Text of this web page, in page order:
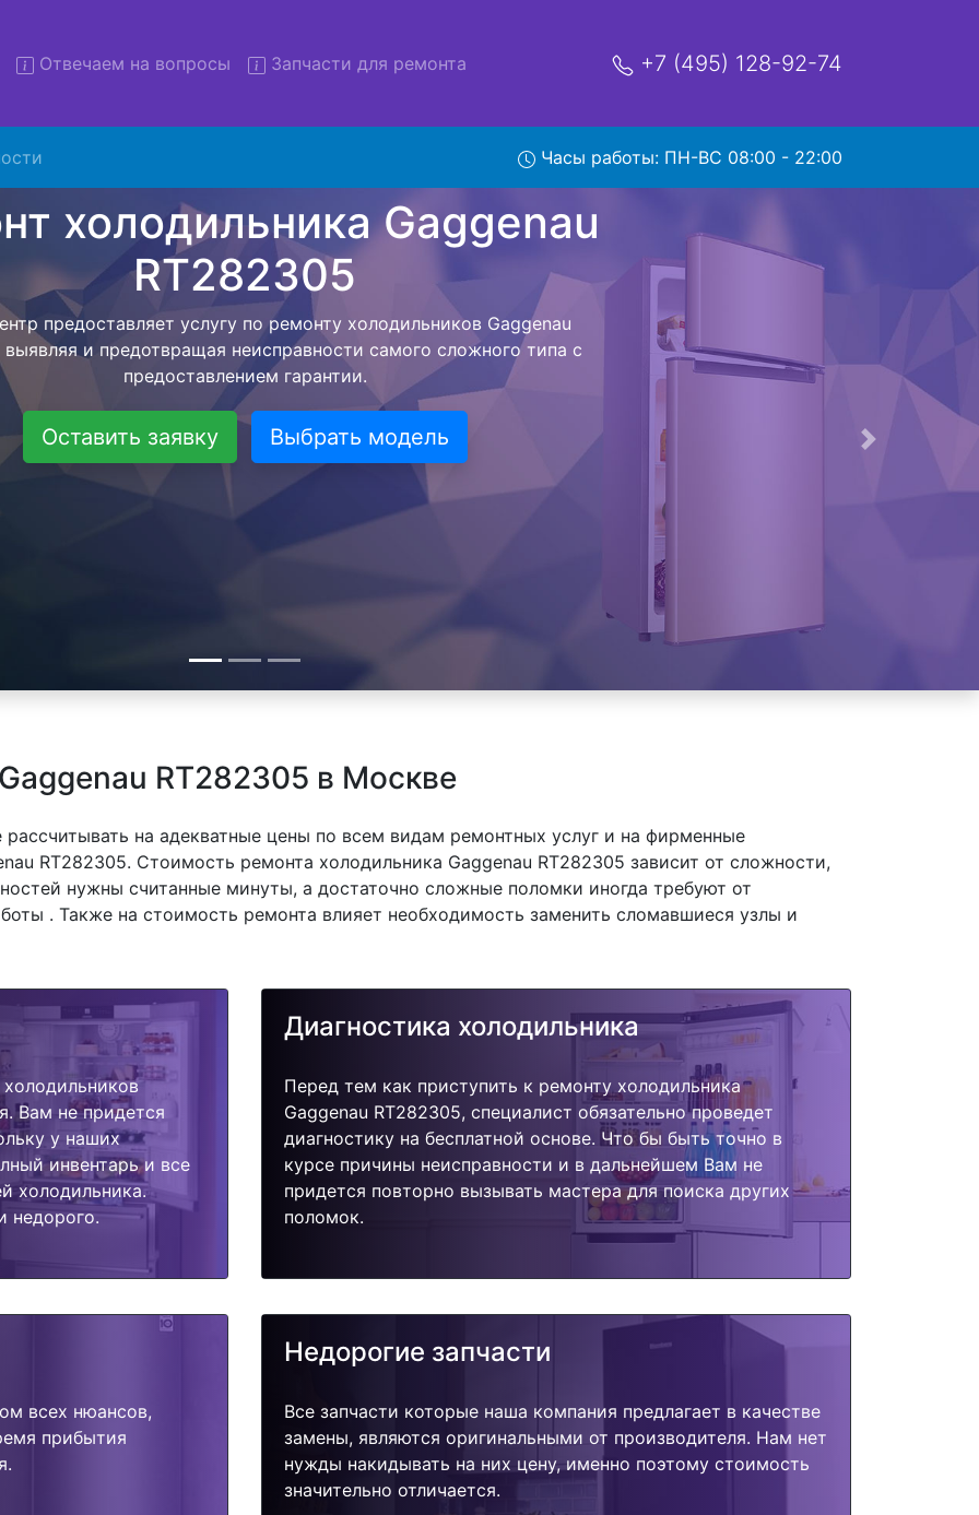
Отвечаем на вопросы Запчасти для ремонта +7 (495) 128-92-74
Часы работы: ПН-ВС 08:00 - 22:00
с вывозом - чтобы клиент не тратил свое время и деньги на
службы, наш мастер сам заберет холодильник Gaggenau
в сервисный центр. Ремонт холодильника Gaggenau RT282305
внутри сервисного центра, тем самым Вам не предстоит ожидать
с ремонтом. Перед тем как холодильная техника сдается,
конечная стоимость работ и в дальнейшем фиксируется.
услуг от компании - Доставка холодильников , выезд
специалиста, консультирование и диагностика.
Оставить заявку Выбрать модель
Следующая
RT282305 в Москве
на адекватные цены по всем видам ремонтных услуг и на фирменные
RT282305. Стоимость ремонта холодильника Gaggenau RT282305 зависит от сложности,
нужны считанные минуты, а достаточно сложные поломки иногда требуют от
. Также на стоимость ремонта влияет необходимость заменить сломавшиеся узлы и
Вам не придется
у наших
инвентарь и все
холодильника.
недорого.
Диагностика холодильника
Перед тем как приступить к ремонту холодильника
Gaggenau RT282305, специалист обязательно проведет
диагностику на бесплатной основе. Что бы быть точно в
курсе причины неисправности и в дальнейшем Вам не
придется повторно вызывать мастера для поиска других
поломок.
всех нюансов,
прибытия
Недорогие запчасти
Все запчасти которые наша компания предлагает в качестве
замены, являются оригинальными от производителя. Нам нет
нужды накидывать на них цену, именно поэтому стоимость
значительно отличается.